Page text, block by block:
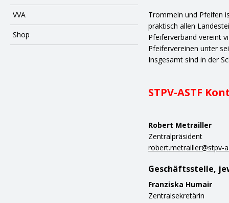
VVA
Shop
Trommeln und Pfeifen
praktisch allen
Pfeiferverband vereint
Pfeifervereinen unter
Insgesamt sind in der
STPV-ASTF
Robert Metrailler
Zentralpräsident
robert.metrailler@stpv-
Geschäftsstelle,
Franziska Humair
Zentralsekretärin